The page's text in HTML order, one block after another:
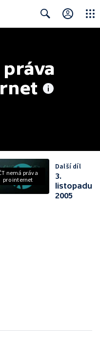
práva
nemá práva
pro internet
Další díl
3.
listopadu
2005